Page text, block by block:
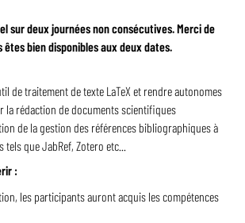
sur deux journées non consécutives. Merci de
êtes bien disponibles aux deux dates.
de traitement de texte LaTeX et rendre autonomes
la rédaction de documents scientifiques
de la gestion des références bibliographiques à
tels que JabRef, Zotero etc...
:
les participants auront acquis les compétences